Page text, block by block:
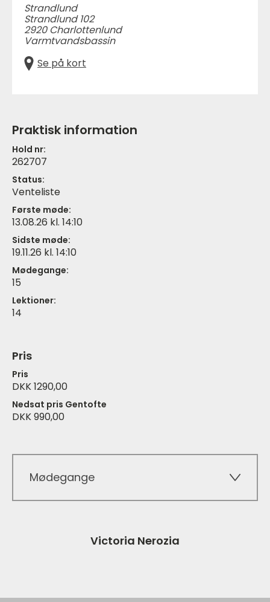
Strandlund
Strandlund 102
2920 Charlottenlund
Varmtvandsbassin
Se på kort
Praktisk information
Hold nr:
262707
Status:
Venteliste
Første møde:
13.08.26 kl. 14:10
Sidste møde:
19.11.26 kl. 14:10
Mødegange:
15
Lektioner:
14
Pris
Pris
DKK 1290,00
Nedsat pris Gentofte
DKK 990,00
Mødegange
Victoria Nerozia